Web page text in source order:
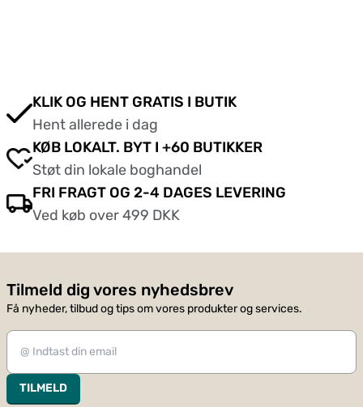
KLIK OG HENT GRATIS I BUTIK
Hent allerede i dag
KØB LOKALT. BYT I +60 BUTIKKER
Støt din lokale boghandel
FRI FRAGT OG 2-4 DAGES LEVERING
Ved køb over 499 DKK
Tilmeld dig vores nyhedsbrev
Få nyheder, tilbud og tips om vores produkter og services.
TILMELD